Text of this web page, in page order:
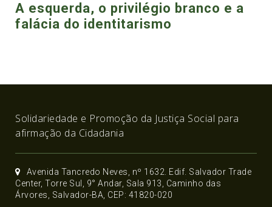
A esquerda, o privilégio branco e a
falácia do identitarismo
Solidariedade e Promoção da Justiça Social para
afirmação da Cidadania
Avenida Tancredo Neves, nº 1632. Edif. Salvador Trade
Center, Torre Sul, 9° Andar, Sala 913, Caminho das
Árvores, Salvador-BA, CEP: 41820-020